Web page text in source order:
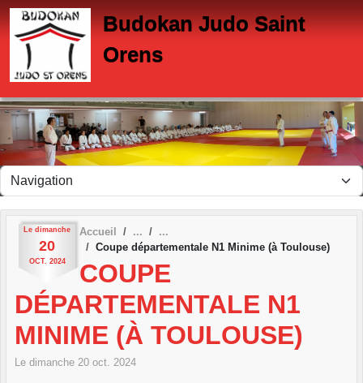
Budokan Judo Saint
Orens
Le dimanche
20
OCT. 2024
Accueil
Coupe départementale N1 Minime (à Toulouse)
COUPE
DÉPARTEMENTALE N1
MINIME (À TOULOUSE)
Le dimanche 20 oct. 2024
Panneau de gestion des cookies